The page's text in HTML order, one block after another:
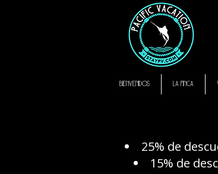
hotel thompson zihuatanejo mexico, alquiler
casa angelina zihuatanejo
BIENVENIDOS LA FINCA
25% de
15% de